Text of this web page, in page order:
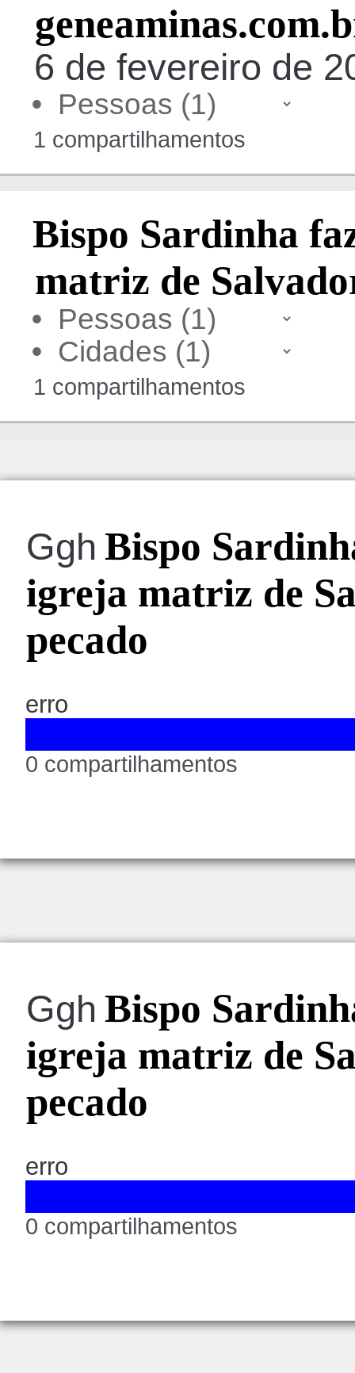
6 de fevereiro de
•
1 compartilhamentos
Bispo Sardinha
matriz de
•
•
1 compartilhamentos
GghBispo
igreja matriz de
pecado
erro
0 compartilhamentos
GghBispo
igreja matriz de
pecado
erro
0 compartilhamentos